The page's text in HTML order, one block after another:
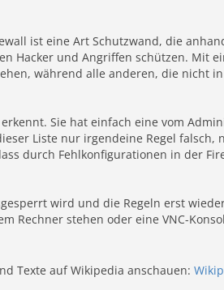
ist eine Art Schutzwand, die
Hacker und Angriffen schützen. Mit
während alle anderen, die nicht
Sie hat einfach eine vom
Liste nur irgendeine Regel falsch,
durch Fehlkonfigurationen in der
wird und die Regeln erst
Rechner stehen oder eine VNC-
Texte auf Wikipedia anschauen: